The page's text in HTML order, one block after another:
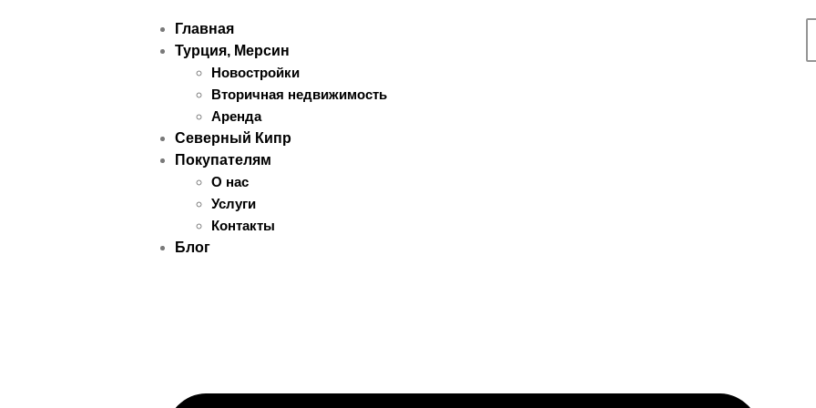
Главная
Турция, Мерсин
Новостройки
Вторичная недвижимость
Аренда
Северный Кипр
Покупателям
О нас
Услуги
Контакты
Блог